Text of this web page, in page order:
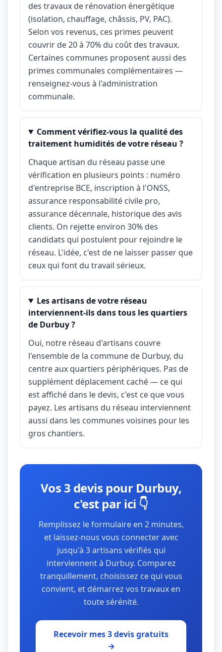
des travaux de rénovation énergétique
(isolation, chauffage, châssis, PV, PAC).
Selon vos revenus, ces primes peuvent
couvrir de 20 à 70% du coût des travaux.
Certaines communes proposent aussi des
primes communales complémentaires —
renseignez-vous à l'administration
communale.
Comment vérifiez-vous la qualité des
traitement humidités de votre réseau ?
Chaque artisan du réseau passe une
vérification en plusieurs points : numéro
d'entreprise BCE, inscription à l'ONSS,
assurance responsabilité civile pro,
assurance décennale, historique des avis
clients. On rejette environ 30% des
candidats qui postulent pour rejoindre le
réseau. L'idée, c'est de ne laisser passer que
ceux qui font du travail sérieux.
Les artisans de votre réseau
interviennent-ils dans tous les quartiers
de Durbuy ?
Oui, notre réseau d'artisans couvre
l'ensemble de la commune de Durbuy, du
centre aux quartiers périphériques. Pas de
supplément déplacement caché — ce qui
est affiché dans le devis, c'est ce que vous
payez. Les artisans du réseau interviennent
aussi dans les communes voisines pour les
gros chantiers.
Vos 3 devis pour Durbuy,
c'est par ici 👇
Remplissez le formulaire en 2 minutes,
et laissez-nous vous connecter avec
jusqu'à 3 artisans vérifiés qui
interviennent à Durbuy. Comparez
tranquillement, choisissez ce qui vous
convient, et démarrez vos travaux en
toute sérénité.
Recevoir mes 3 devis gratuits
→